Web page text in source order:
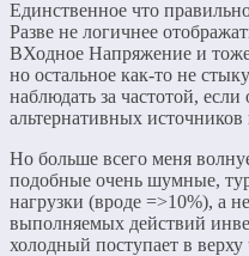
Единственное что
Разве не логичнее
ВХодное Напряжение и
но остальное как-то не
наблюдать за частотой,
альтернативных
Но больше всего меня
подобные очень шумные,
нагрузки (вроде =>10%), а
выполняемых действий
холодный поступает в